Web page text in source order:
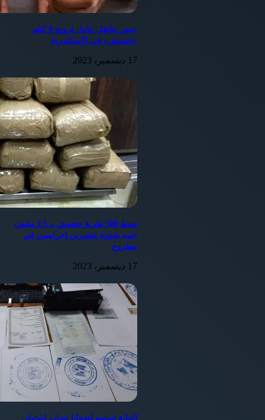
مجهولة المصدر.وتم ضبط كمية من السجائر مجهولة المصدر
التموينية بمحل بقالة بغرض بيعه بالسوق السوداء .
تم تحرير عدد اثنى عشر محضرا جنح أمن دولة طوارئ وجارى
جريدة المصري الديمقراطى الجديد
حبس عاطل حاول ترويج 8 كيلو
«حشيش» في الإسكندرية
17 ديسمبر، 2023
ضبط 500 طربة حشيش بـ 3.5 مليون
جنيه بحوزة عنصرين إجراميين في
مطروح
17 ديسمبر، 2023
النيابة تستمع لضحايا نصاب استولى